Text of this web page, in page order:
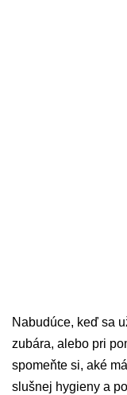
Nabudúce, keď sa
zubára, alebo pri
spomeňte si, aké
slušnej hygieny a